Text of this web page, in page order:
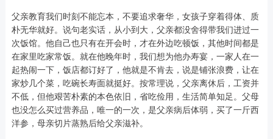
父亲教育我们时刻不能忘本，不要追求奢华，女孩子穿着得体、质
朴无华就好。说句老实话，从小到大，父亲都没舍得带我们进过一
次饭馆。他自己也只有在开会时，才在外边吃顿饭，其他时间都是
在家里吃家常饭。就在他晚年时，我们想为他办寿宴，一家人在一
起热闹一下，饭店都订好了，他就是不肯去，说是铺张浪费，让在
家炒几个菜，吃碗长寿面就挺好。按常理说，父亲离休后，工资并
不低，但他艰苦朴素的本色依旧，省吃俭用，生活简单知足。父母
也没怎么买过营养品，唯一的一次，是父亲病后体弱，买了一斤西
洋参，母亲切片蒸熟后给父亲滋补。